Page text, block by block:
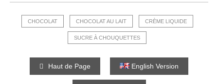
CHOCOLAT CHOCOLAT AU LAIT CRÈME LIQUIDE
SUCRE À CHOUQUETTES
Haut de Page English Version